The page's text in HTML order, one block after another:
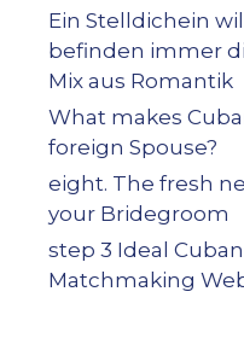
Ein Stelldichein
befinden immer
Mix aus Romantik
What makes
foreign Spouse?
eight. The fresh
your Bridegroom
step 3 Ideal
Matchmaking